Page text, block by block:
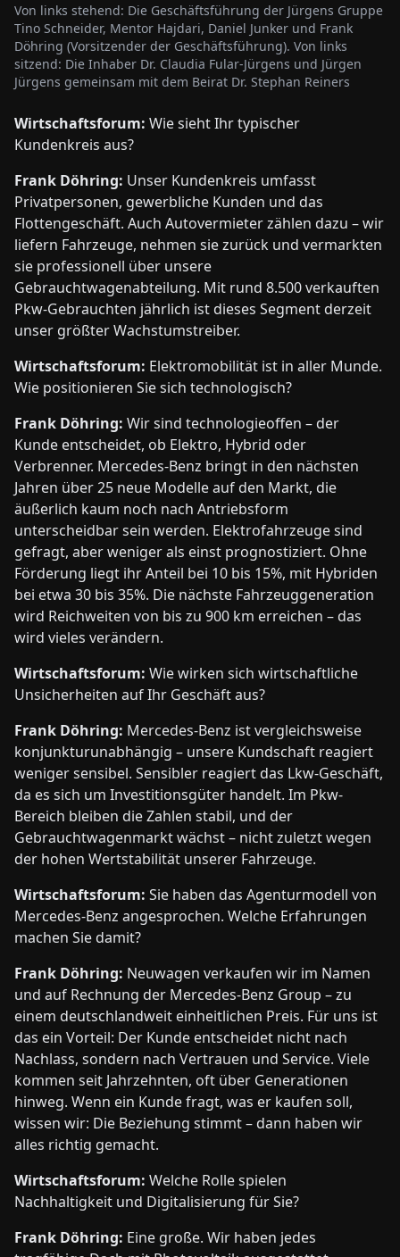
Von links stehend: Die Geschäftsführung der Jürgens Gruppe
Tino Schneider, Mentor Hajdari, Daniel Junker und Frank
Döhring (Vorsitzender der Geschäftsführung). Von links
sitzend: Die Inhaber Dr. Claudia Fular-Jürgens und Jürgen
Jürgens gemeinsam mit dem Beirat Dr. Stephan Reiners
Wirtschaftsforum: Wie sieht Ihr typischer
Kundenkreis aus?
Frank Döhring: Unser Kundenkreis umfasst
Privatpersonen, gewerbliche Kunden und das
Flottengeschäft. Auch Autovermieter zählen dazu – wir
liefern Fahrzeuge, nehmen sie zurück und vermarkten
sie professionell über unsere
Gebrauchtwagenabteilung. Mit rund 8.500 verkauften
Pkw-Gebrauchten jährlich ist dieses Segment derzeit
unser größter Wachstumstreiber.
Wirtschaftsforum: Elektromobilität ist in aller Munde.
Wie positionieren Sie sich technologisch?
Frank Döhring: Wir sind technologieoffen – der
Kunde entscheidet, ob Elektro, Hybrid oder
Verbrenner. Mercedes-Benz bringt in den nächsten
Jahren über 25 neue Modelle auf den Markt, die
äußerlich kaum noch nach Antriebsform
unterscheidbar sein werden. Elektrofahrzeuge sind
gefragt, aber weniger als einst prognostiziert. Ohne
Förderung liegt ihr Anteil bei 10 bis 15%, mit Hybriden
bei etwa 30 bis 35%. Die nächste Fahrzeuggeneration
wird Reichweiten von bis zu 900 km erreichen – das
wird vieles verändern.
Wirtschaftsforum: Wie wirken sich wirtschaftliche
Unsicherheiten auf Ihr Geschäft aus?
Frank Döhring: Mercedes-Benz ist vergleichsweise
konjunkturunabhängig – unsere Kundschaft reagiert
weniger sensibel. Sensibler reagiert das Lkw-Geschäft,
da es sich um Investitionsgüter handelt. Im Pkw-
Bereich bleiben die Zahlen stabil, und der
Gebrauchtwagenmarkt wächst – nicht zuletzt wegen
der hohen Wertstabilität unserer Fahrzeuge.
Wirtschaftsforum: Sie haben das Agenturmodell von
Mercedes-Benz angesprochen. Welche Erfahrungen
machen Sie damit?
Frank Döhring: Neuwagen verkaufen wir im Namen
und auf Rechnung der Mercedes-Benz Group – zu
einem deutschlandweit einheitlichen Preis. Für uns ist
das ein Vorteil: Der Kunde entscheidet nicht nach
Nachlass, sondern nach Vertrauen und Service. Viele
kommen seit Jahrzehnten, oft über Generationen
hinweg. Wenn ein Kunde fragt, was er kaufen soll,
wissen wir: Die Beziehung stimmt – dann haben wir
alles richtig gemacht.
Wirtschaftsforum: Welche Rolle spielen
Nachhaltigkeit und Digitalisierung für Sie?
Frank Döhring: Eine große. Wir haben jedes